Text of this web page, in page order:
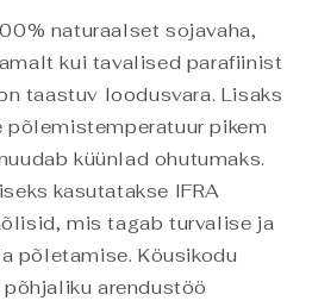
naturaalset sojavaha,
kui tavalised parafiinist
taastuv loodusvara. Lisaks
põlemistemperatuur pikem
küünlad ohutumaks.
kasutatakse IFRA
mis tagab turvalise ja
põletamise. Köusikodu
arendustöö